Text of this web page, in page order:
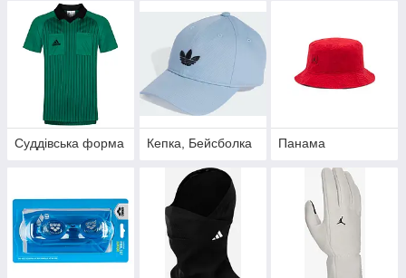
Суддівська форма Кепка, Бейсболка Панама